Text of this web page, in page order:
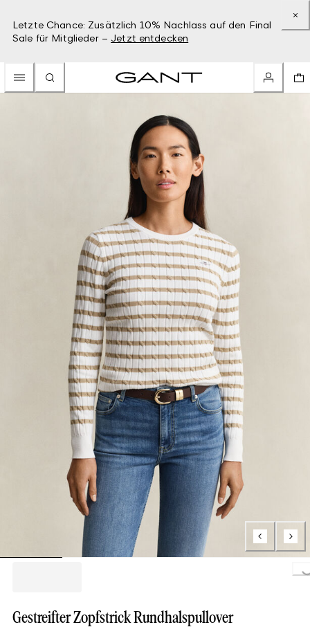
Letzte Chance: Zusätzlich 10% Nachlass auf den Final
Sale für Mitglieder – Jetzt entdecken
Loading...
Gestreifter Zopfstrick Rundhalspullover